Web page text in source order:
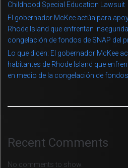
Childhood Special Education Lawsuit
El gobernador McKee actúa para
Rhode Island que enfrentan
congelación de fondos de SNAP del
Lo que dicen: El gobernador McKee
habitantes de Rhode Island que
en medio de la congelación de
Recent Comments
No comments to show.